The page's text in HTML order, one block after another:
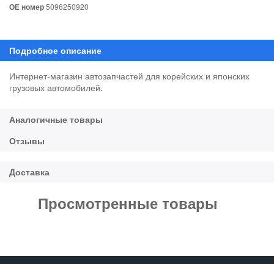
ОЕ номер5096250920
Интернет-магазин автозапчастей для корейских и японских
грузовых автомобилей.
Просмотренные товары